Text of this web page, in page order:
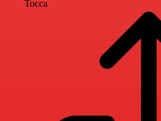
Tocca